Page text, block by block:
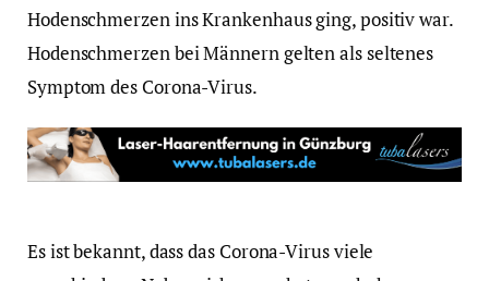
Hodenschmerzen ins Krankenhaus ging, positiv war.
Hodenschmerzen bei Männern gelten als seltenes
Symptom des Corona-Virus.
Es ist bekannt, dass das Corona-Virus viele